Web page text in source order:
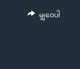
အစ္စရေး-ပါလက်စတိုင်း
အင်္ဂလိပ်စာလေ့လာမယ်
မျှဝေပါ